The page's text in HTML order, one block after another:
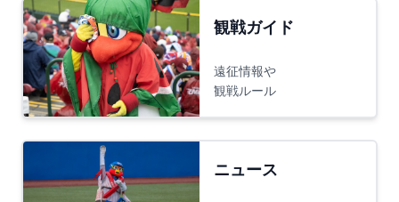
観戦ガイド
遠征情報や
観戦ルール
ニュース